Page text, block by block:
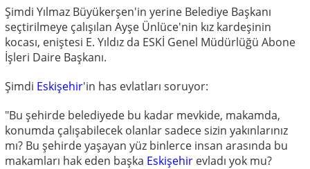
Şimdi Yılmaz Büyükerşen'in yerine Belediye Başkanı
seçtirilmeye çalışılan Ayşe Ünlüce'nin kız kardeşinin
kocası, eniştesi E. Yıldız da ESKİ Genel Müdürlüğü Abone
İşleri Daire Başkanı.
Şimdi Eskişehir'in has evlatları soruyor:
"Bu şehirde belediyede bu kadar mevkide, makamda,
konumda çalışabilecek olanlar sadece sizin yakınlarınız
mı? Bu şehirde yaşayan yüz binlerce insan arasında bu
makamları hak eden başka Eskişehir evladı yok mu?